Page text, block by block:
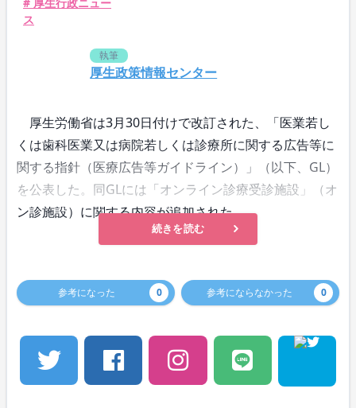
ス
執筆
厚生政策情報センター
厚生労働省は3月30日付けで改訂された、「医業若し
くは歯科医業又は病院若しくは診療所に関する広告等に
関する指針（医療広告等ガイドライン）」（以下、GL）
を公表した。同GLには「オンライン診療受診施設」（オ
ン診施設）に関する内容が追加された。
続きを読む
参考になった 0 参考にならなかった 0